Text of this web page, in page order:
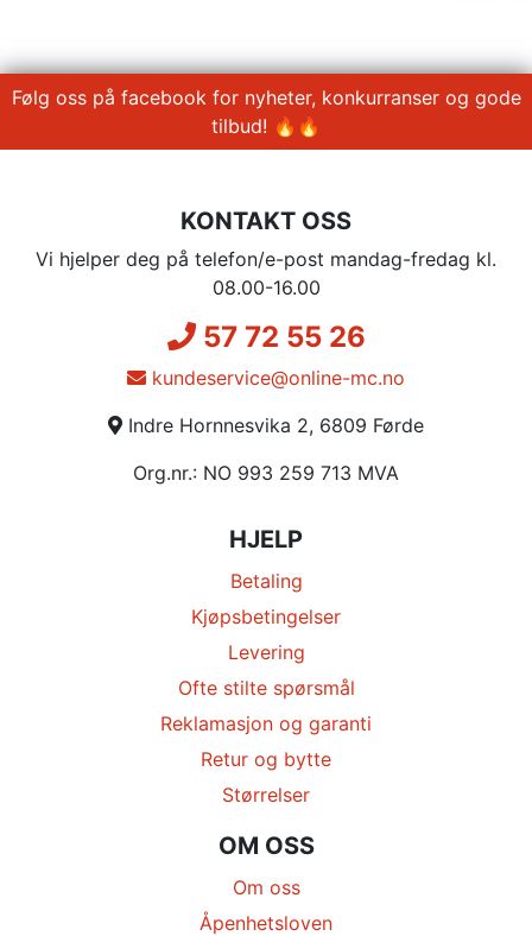
Følg oss på facebook for nyheter, konkurranser og gode
tilbud! 🔥🔥
KONTAKT OSS
Vi hjelper deg på telefon/e-post mandag-fredag kl.
08.00-16.00
57 72 55 26
kundeservice@online-mc.no
Indre Hornnesvika 2, 6809 Førde
Org.nr.: NO 993 259 713 MVA
HJELP
Betaling
Kjøpsbetingelser
Levering
Ofte stilte spørsmål
Reklamasjon og garanti
Retur og bytte
Størrelser
OM OSS
Om oss
Åpenhetsloven